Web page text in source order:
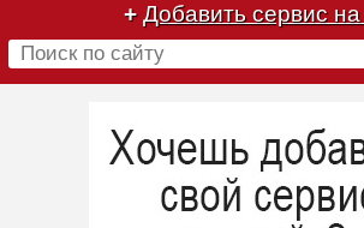
+ Добавить сервис на